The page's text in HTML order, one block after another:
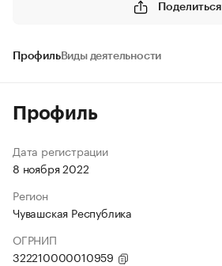
Поделиться
ПрофильВиды деятельности
Профиль
Дата регистрации
8 ноября 2022
Регион
Чувашская Республика
ОГРНИП
322210000010959